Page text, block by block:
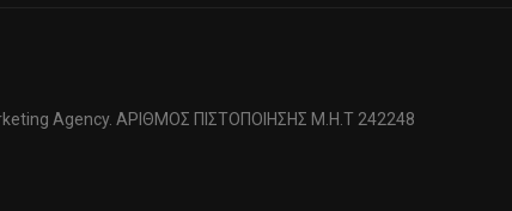
Agency. ΑΡΙΘΜΟΣ ΠΙΣΤΟΠΟΙΗΣΗΣ Μ.Η.Τ 242248